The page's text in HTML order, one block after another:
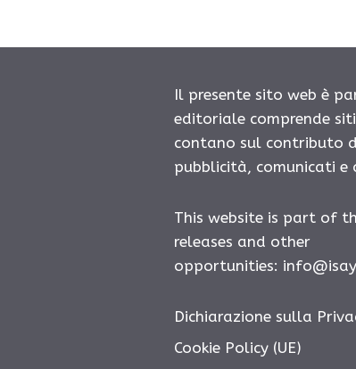
Il presente sito web è
editoriale comprende
contano sul contributo
pubblicità, comunicati e
This website is part of
releases and other
opportunities:
Dichiarazione sulla
Cookie Policy (UE)